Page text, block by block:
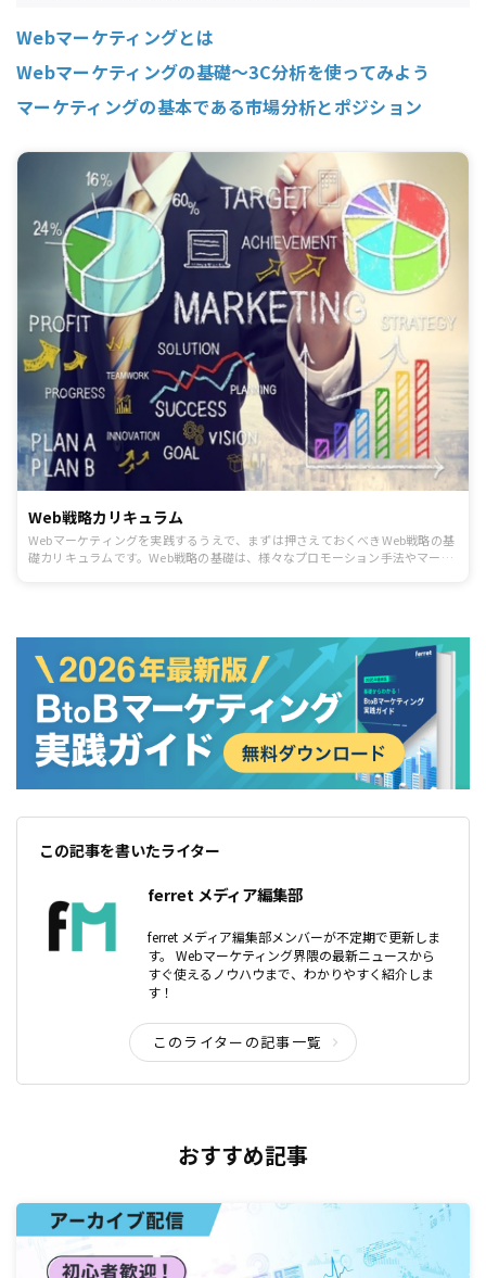
Webマーケティングとは
Webマーケティングの基礎～3C分析を使ってみよう
マーケティングの基本である市場分析とポジション
Web戦略カリキュラム
Webマーケティングを実践するうえで、まずは押さえておくべきWeb戦略の基
礎カリキュラムです。Web戦略の基礎は、様々なプロモーション手法やマーケ
この記事を書いたライター
ferret メディア編集部
ferret メディア編集部メンバーが不定期で更新しま
す。 Webマーケティング界隈の最新ニュースから
すぐ使えるノウハウまで、わかりやすく紹介しま
す！
このライターの記事一覧
おすすめ記事